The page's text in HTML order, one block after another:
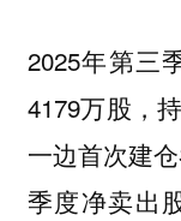
2025年第三
4179万股，
一边首次建
季度净卖出